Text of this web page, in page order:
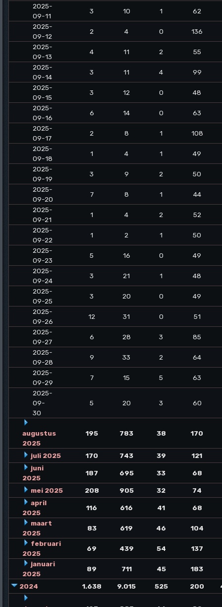
2025-
09-11
3 10 1
62
2025-
09-12
2 4 0
136
2025-
09-13
4 11 2
55
2025-
09-14
3 11 4
99
2025-
09-15
3 12 0
48
2025-
09-16
6 14 0
63
2025-
09-17
2 8 1
108
2025-
09-18
1 4 1
49
2025-
09-19
3 9 2
50
2025-
09-20
7 8 1
44
2025-
09-21
1 4 2
52
2025-
09-22
1 2 1
50
2025-
09-23
5 16 0
49
2025-
09-24
3 21 1
48
2025-
09-25
3 20 0
49
2025-
09-26
12 31 0
51
2025-
09-27
6 28 3
85
2025-
09-28
9 33 2
64
2025-
09-29
7 15 5
63
2025-
09-
30
5 20 3 60
augustus
2025
195 783 38 170
juli 2025 170 743 39
121
juni
2025
187 695 33 68
mei 2025 208 905 32
74
april
2025
116 616 41
68
maart
2025
83 619 46
104
februari
2025
69 439 54
137
januari
2025
89 711 45 183
2024 1.638 9.015 525 200